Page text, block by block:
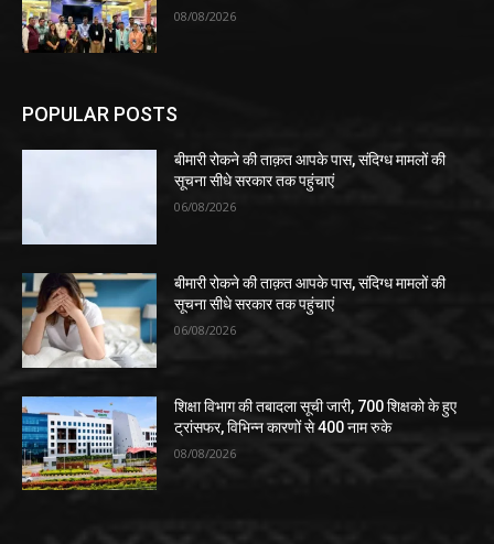
08/08/2026
POPULAR POSTS
बीमारी रोकने की ताक़त आपके पास, संदिग्ध मामलों की
सूचना सीधे सरकार तक पहुंचाएं
06/08/2026
बीमारी रोकने की ताक़त आपके पास, संदिग्ध मामलों की
सूचना सीधे सरकार तक पहुंचाएं
06/08/2026
शिक्षा विभाग की तबादला सूची जारी, 700 शिक्षको के हुए
ट्रांसफर, विभिन्न कारणों से 400 नाम रुके
08/08/2026